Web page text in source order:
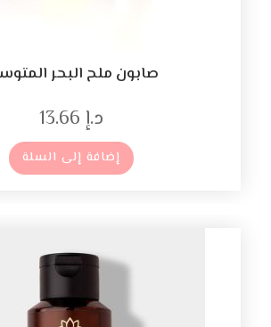
صابون ملح البحر
د.إ
إضافة إلى السلة